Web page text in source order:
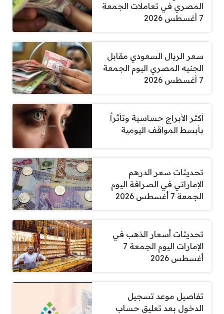
المصري في تعاملات الجمعة
7 أغسطس 2026
سعر الريال السعودي مقابل
الجنيه المصري اليوم الجمعة
7 أغسطس 2026
أكثر الأبراج حساسية وتأثراً
بأبسط المواقف اليومية
تحديثات سعر الدرهم
الإماراتي في الصرافة اليوم
الجمعة 7 أغسطس 2026
تحديثات أسعار الذهب في
الإمارات اليوم الجمعة 7
أغسطس 2026
تفاصيل موعد تسجيل
الدخول بعد تعليق حساب